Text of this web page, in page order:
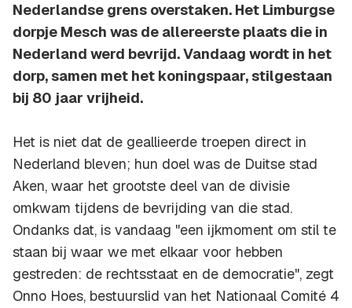
Nederlandse grens overstaken. Het Limburgse
dorpje Mesch was de allereerste plaats die in
Nederland werd bevrijd. Vandaag wordt in het
dorp, samen met het koningspaar, stilgestaan
bij 80 jaar vrijheid.
Het is niet dat de geallieerde troepen direct in
Nederland bleven; hun doel was de Duitse stad
Aken, waar het grootste deel van de divisie
omkwam tijdens de bevrijding van die stad.
Ondanks dat, is vandaag "een ijkmoment om stil te
staan bij waar we met elkaar voor hebben
gestreden: de rechtsstaat en de democratie", zegt
Onno Hoes, bestuurslid van het Nationaal Comité 4